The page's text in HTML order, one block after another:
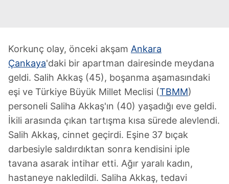
Korkunç olay, önceki akşam Ankara
Çankaya'daki bir apartman dairesinde meydana
geldi. Salih Akkaş (45), boşanma aşamasındaki
eşi ve Türkiye Büyük Millet Meclisi (TBMM)
personeli Saliha Akkaş'ın (40) yaşadığı eve geldi.
İkili arasında çıkan tartışma kısa sürede alevlendi.
Salih Akkaş, cinnet geçirdi. Eşine 37 bıçak
darbesiyle saldırdıktan sonra kendisini iple
tavana asarak intihar etti. Ağır yaralı kadın,
hastaneye nakledildi. Saliha Akkaş, tedavi